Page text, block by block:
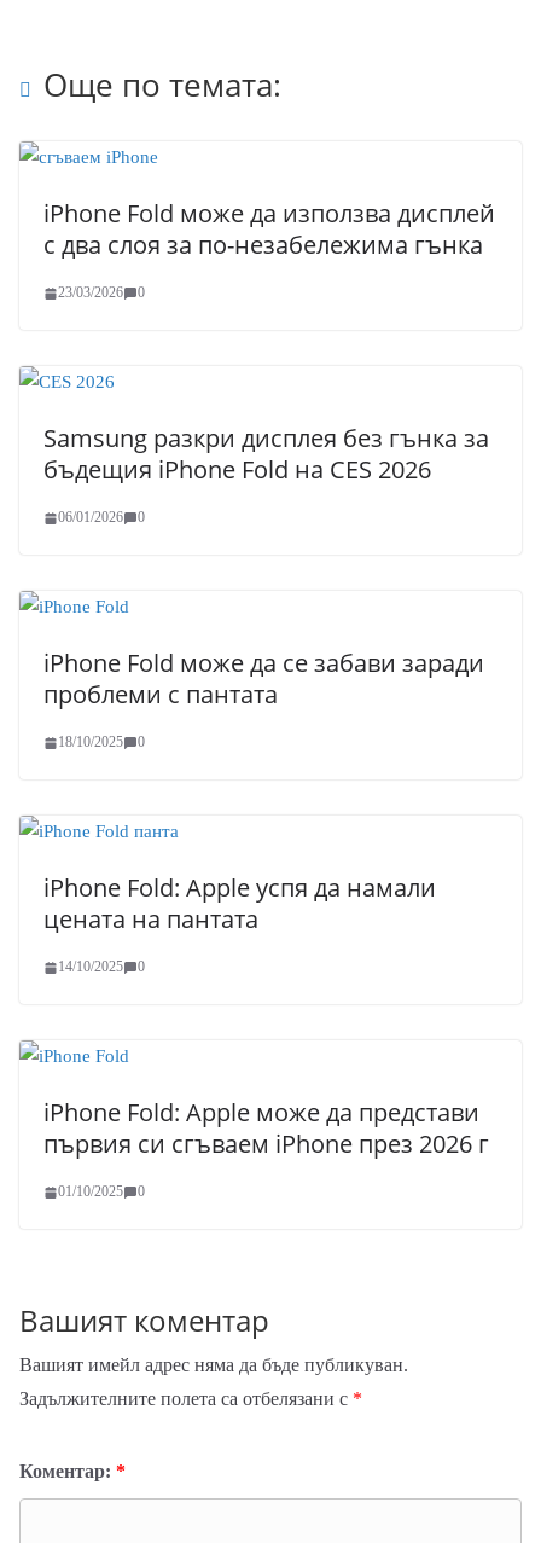
Още по темата:
iPhone Fold може да използва дисплей
с два слоя за по-незабележима гънка
23/03/2026 0
Samsung разкри дисплея без гънка за
бъдещия iPhone Fold на CES 2026
06/01/2026 0
iPhone Fold може да се забави заради
проблеми с пантата
18/10/2025 0
iPhone Fold: Apple успя да намали
цената на пантата
14/10/2025 0
iPhone Fold: Apple може да представи
първия си сгъваем iPhone през 2026 г
01/10/2025 0
Вашият коментар
Вашият имейл адрес няма да бъде публикуван.
Задължителните полета са отбелязани с *
Коментар: *